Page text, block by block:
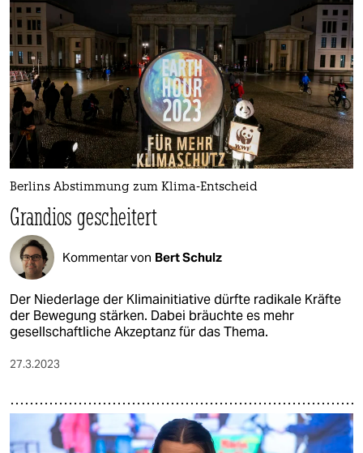
Berlins Abstimmung zum Klima-Entscheid
Grandios gescheitert
Kommentar von Bert Schulz
Der Niederlage der Klimainitiative dürfte radikale Kräfte
der Bewegung stärken. Dabei bräuchte es mehr
gesellschaftliche Akzeptanz für das Thema.
27.3.2023